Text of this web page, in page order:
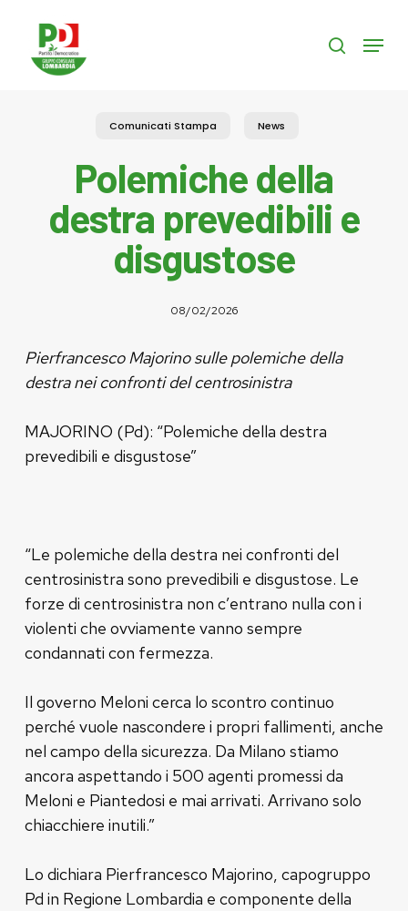
content
search
Menu
Comunicati Stampa News
Polemiche della
destra prevedibili e
disgustose
08/02/2026
Pierfrancesco Majorino sulle polemiche della
destra nei confronti del centrosinistra
MAJORINO (Pd): “Polemiche della destra
prevedibili e disgustose”
“Le polemiche della destra nei confronti del
centrosinistra sono prevedibili e disgustose. Le
forze di centrosinistra non c’entrano nulla con i
violenti che ovviamente vanno sempre
condannati con fermezza.
Il governo Meloni cerca lo scontro continuo
perché vuole nascondere i propri fallimenti, anche
nel campo della sicurezza. Da Milano stiamo
ancora aspettando i 500 agenti promessi da
Meloni e Piantedosi e mai arrivati. Arrivano solo
chiacchiere inutili.”
Lo dichiara Pierfrancesco Majorino, capogruppo
Pd in Regione Lombardia e componente della